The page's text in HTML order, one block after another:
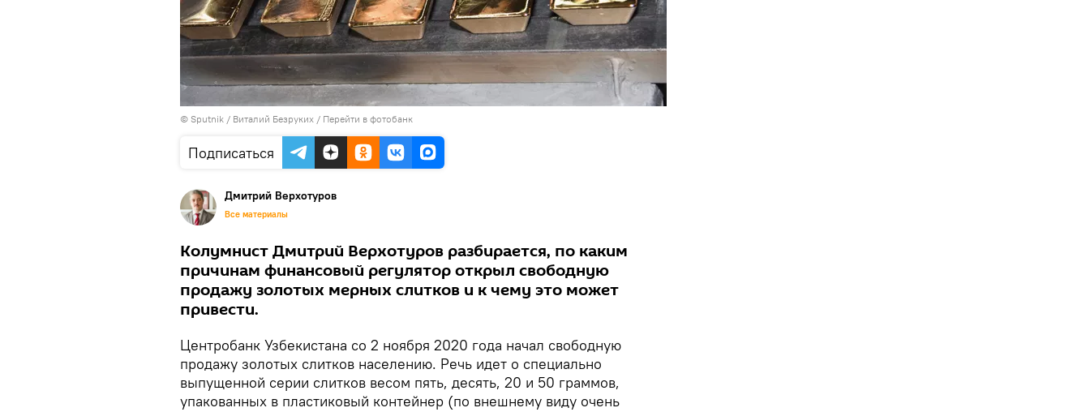
© Sputnik / Виталий Безруких / Перейти в фотобанк
Подписаться
Дмитрий Верхотуров
Все материалы
Колумнист Дмитрий Верхотуров разбирается, по каким
причинам финансовый регулятор открыл свободную
продажу золотых мерных слитков и к чему это может
привести.
Центробанк Узбекистана со 2 ноября 2020 года начал свободную
продажу золотых слитков населению. Речь идет о специально
выпущенной серии слитков весом пять, десять, 20 и 50 граммов,
упакованных в пластиковый контейнер (по внешнему виду очень